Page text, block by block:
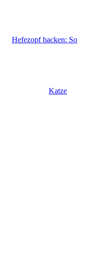
Hefezopf backen: So
Katze